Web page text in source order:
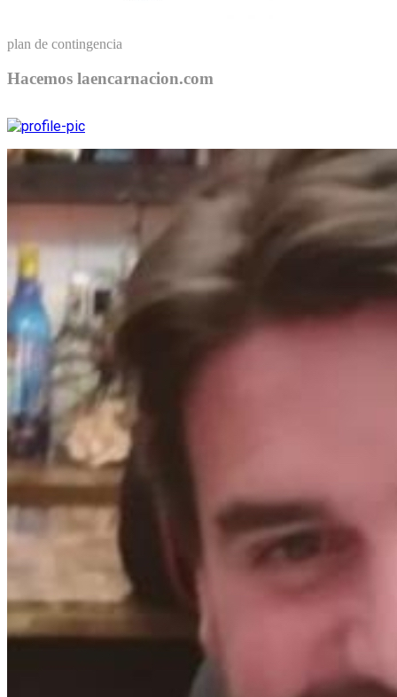
plan de contingencia
Hacemos laencarnacion.com